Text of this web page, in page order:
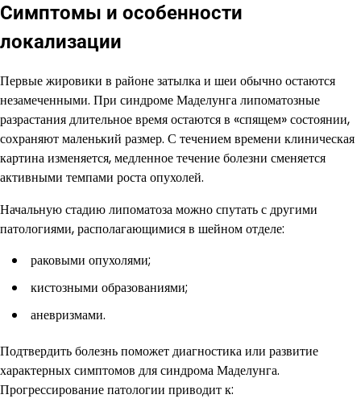
Симптомы и особенности
локализации
Первые жировики в районе затылка и шеи обычно остаются
незамеченными. При синдроме Маделунга липоматозные
разрастания длительное время остаются в «спящем» состоянии,
сохраняют маленький размер. С течением времени клиническая
картина изменяется, медленное течение болезни сменяется
активными темпами роста опухолей.
Начальную стадию липоматоза можно спутать с другими
патологиями, располагающимися в шейном отделе:
раковыми опухолями;
кистозными образованиями;
аневризмами.
Подтвердить болезнь поможет диагностика или развитие
характерных симптомов для синдрома Маделунга.
Прогрессирование патологии приводит к: